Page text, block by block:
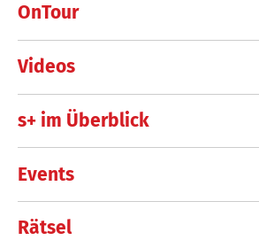
OnTour
Videos
s+ im Überblick
Events
Rätsel